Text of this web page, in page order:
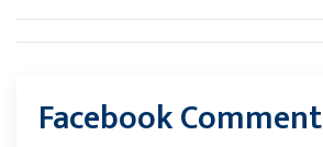
Facebook Comment